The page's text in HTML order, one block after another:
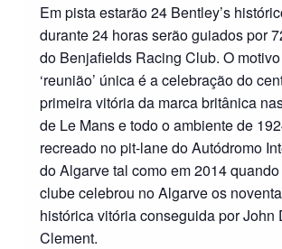
Em pista estarão 24 Bentley’s
durante 24 horas serão guiados por
do Benjafields Racing Club. O
‘reunião’ única é a celebração do
primeira vitória da marca britânica
de Le Mans e todo o ambiente de
recreado no pit-lane do Autódromo
do Algarve tal como em 2014
clube celebrou no Algarve os
histórica vitória conseguida por John
Clement.